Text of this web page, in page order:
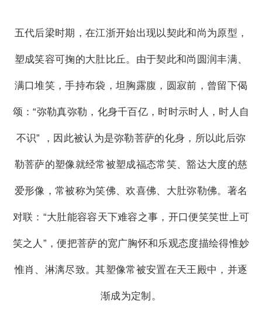
五代后梁时期，在江浙开始出现以契此和尚为原型，
塑成笑容可掬的大肚比丘。由于契此和尚圆润丰满、
满口堆笑，手持布袋，坦胸露腹，圆寂前，曾留下偈
颂：“弥勒真弥勒，化身千百亿，时时示时人，时人自
不识” ，因此被认为是弥勒菩萨的化身，所以此后弥
勒菩萨的塑像就经常被塑成福态常笑、豁达大度的慈
爱形像，常被称为笑佛、欢喜佛、大肚弥勒佛。著名
对联：“大肚能容容天下难容之事，开口便笑笑世上可
笑之人”，便把菩萨的宽广胸怀和乐观态度描绘得惟妙
惟肖、淋漓尽致。其塑像常被安置在天王殿中，并逐
渐成为定制。